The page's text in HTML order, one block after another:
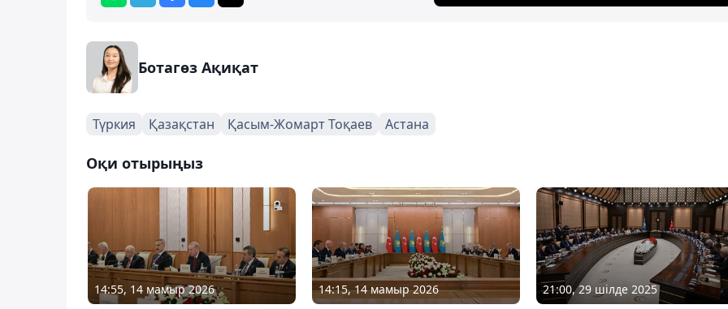
Ботагөз Ақиқат
Түркия Қазақстан Қасым-Жомарт Тоқаев Астана
Оқи отырыңыз
14:55, 14 мамыр 2026 14:15, 14 мамыр 2026 21:00, 29 шілде 2025